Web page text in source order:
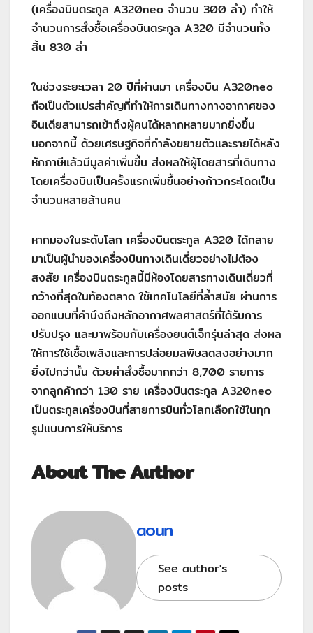
(เครื่องบินตระกูล A320neo จำนวน 300 ลำ) ทำให้
จำนวนการสั่งซื้อเครื่องบินตระกูล A320 มีจำนวนทั้ง
สิ้น 830 ลำ
ในช่วงระยะเวลา 20 ปีที่ผ่านมา เครื่องบิน A320neo
ถือเป็นตัวแปรสำคัญที่ทำให้การเดินทางทางอากาศของ
อินเดียสามารถเข้าถึงผู้คนได้หลากหลายมากยิ่งขึ้น
นอกจากนี้ ด้วยเศรษฐกิจที่กำลังขยายตัวและรายได้หลัง
หักภาษีแล้วมีมูลค่าเพิ่มขึ้น ส่งผลให้ผู้โดยสารที่เดินทาง
โดยเครื่องบินเป็นครั้งแรกเพิ่มขึ้นอย่างก้าวกระโดดเป็น
จำนวนหลายล้านคน
หากมองในระดับโลก เครื่องบินตระกูล A320 ได้กลาย
มาเป็นผู้นำของเครื่องบินทางเดินเดี่ยวอย่างไม่ต้อง
สงสัย เครื่องบินตระกูลนี้มีห้องโดยสารทางเดินเดี่ยวที่
กว้างที่สุดในท้องตลาด ใช้เทคโนโลยีที่ล้ำสมัย ผ่านการ
ออกแบบที่คำนึงถึงหลักอากาศพลศาสตร์ที่ได้รับการ
ปรับปรุง และมาพร้อมกับเครื่องยนต์เจ็ทรุ่นล่าสุด ส่งผล
ให้การใช้เชื้อเพลิงและการปล่อยมลพิษลดลงอย่างมาก
ยิ่งไปกว่านั้น ด้วยคำสั่งซื้อมากกว่า 8,700 รายการ
จากลูกค้ากว่า 130 ราย เครื่องบินตระกูล A320neo
เป็นตระกูลเครื่องบินที่สายการบินทั่วโลกเลือกใช้ในทุก
รูปแบบการให้บริการ
About The Author
aoun
See author's
posts